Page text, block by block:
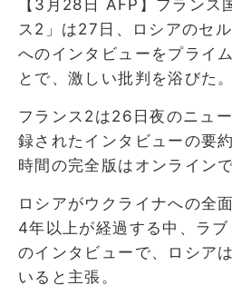
【3月28日 AFP】フランス
ス2」は27日、ロシアのセ
へのインタビューをプライ
とで、激しい批判を浴びた。
フランス2は26日夜のニュ
録されたインタビューの要
時間の完全版はオンライン
ロシアがウクライナへの全
4年以上が経過する中、ラ
のインタビューで、ロシア
いると主張。